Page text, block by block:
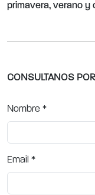
primavera, verano y
CONSULTANOS
Nombre *
Email *